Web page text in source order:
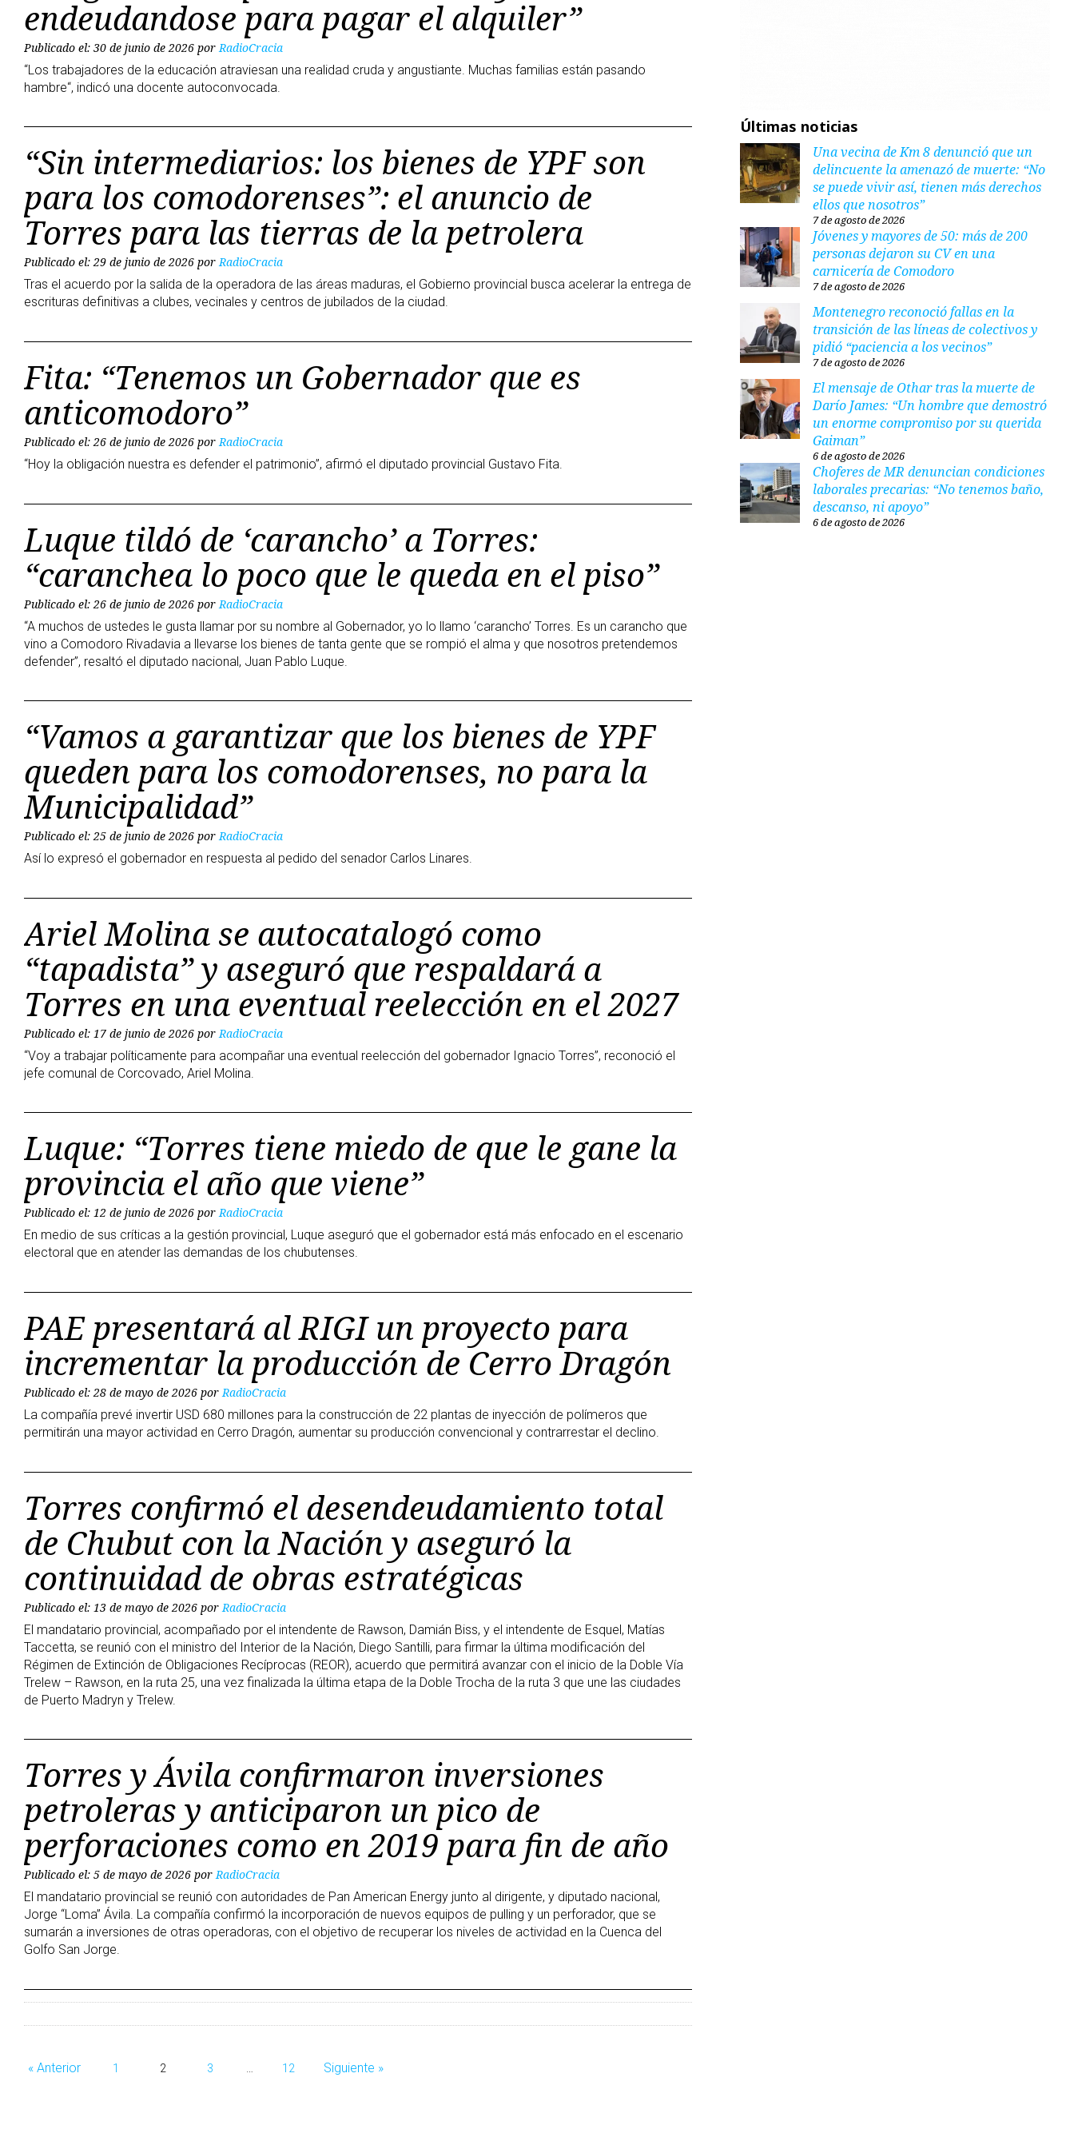
endeudandose para pagar el alquiler”
Publicado el: 30 de junio de 2026 porRadioCracia
“Los trabajadores de la educación atraviesan una realidad cruda y angustiante. Muchas familias están pasando
hambre“, indicó una docente autoconvocada.
“Sin intermediarios: los bienes de YPF son
para los comodorenses”: el anuncio de
Torres para las tierras de la petrolera
Publicado el: 29 de junio de 2026 porRadioCracia
Tras el acuerdo por la salida de la operadora de las áreas maduras, el Gobierno provincial busca acelerar la entrega de
escrituras definitivas a clubes, vecinales y centros de jubilados de la ciudad.
Fita: “Tenemos un Gobernador que es
anticomodoro”
Publicado el: 26 de junio de 2026 porRadioCracia
“Hoy la obligación nuestra es defender el patrimonio”, afirmó el diputado provincial Gustavo Fita.
Luque tildó de ‘carancho’ a Torres:
“caranchea lo poco que le queda en el piso”
Publicado el: 26 de junio de 2026 por RadioCracia
“A muchos de ustedes le gusta llamar por su nombre al Gobernador, yo lo llamo ‘carancho’ Torres. Es un carancho que
vino a Comodoro Rivadavia a llevarse los bienes de tanta gente que se rompió el alma y que nosotros pretendemos
defender”, resaltó el diputado nacional, Juan Pablo Luque.
“Vamos a garantizar que los bienes de YPF
queden para los comodorenses, no para la
Municipalidad”
Publicado el: 25 de junio de 2026 porRadioCracia
Así lo expresó el gobernador en respuesta al pedido del senador Carlos Linares.
Ariel Molina se autocatalogó como
“tapadista” y aseguró que respaldará a
Torres en una eventual reelección en el 2027
Publicado el: 17 de junio de 2026 porRadioCracia
“Voy a trabajar políticamente para acompañar una eventual reelección del gobernador Ignacio Torres”, reconoció el
jefe comunal de Corcovado, Ariel Molina.
Luque: “Torres tiene miedo de que le gane la
provincia el año que viene”
Publicado el: 12 de junio de 2026 porRadioCracia
En medio de sus críticas a la gestión provincial, Luque aseguró que el gobernador está más enfocado en el escenario
electoral que en atender las demandas de los chubutenses.
PAE presentará al RIGI un proyecto para
incrementar la producción de Cerro Dragón
Publicado el: 28 de mayo de 2026 porRadioCracia
La compañía prevé invertir USD 680 millones para la construcción de 22 plantas de inyección de polímeros que
permitirán una mayor actividad en Cerro Dragón, aumentar su producción convencional y contrarrestar el declino.
Torres confirmó el desendeudamiento total
de Chubut con la Nación y aseguró la
continuidad de obras estratégicas
Publicado el: 13 de mayo de 2026 por RadioCracia
El mandatario provincial, acompañado por el intendente de Rawson, Damián Biss, y el intendente de Esquel, Matías
Taccetta, se reunió con el ministro del Interior de la Nación, Diego Santilli, para firmar la última modificación del
Régimen de Extinción de Obligaciones Recíprocas (REOR), acuerdo que permitirá avanzar con el inicio de la Doble Vía
Trelew – Rawson, en la ruta 25, una vez finalizada la última etapa de la Doble Trocha de la ruta 3 que une las ciudades
de Puerto Madryn y Trelew.
Torres y Ávila confirmaron inversiones
petroleras y anticiparon un pico de
perforaciones como en 2019 para fin de año
Publicado el: 5 de mayo de 2026 porRadioCracia
El mandatario provincial se reunió con autoridades de Pan American Energy junto al dirigente, y diputado nacional,
Jorge “Loma” Ávila. La compañía confirmó la incorporación de nuevos equipos de pulling y un perforador, que se
sumarán a inversiones de otras operadoras, con el objetivo de recuperar los niveles de actividad en la Cuenca del
Golfo San Jorge.
Navegación
« Anterior 1 2 3 12 Siguiente »
Últimas noticias
Una vecina de Km 8 denunció que un
delincuente la amenazó de muerte: “No
se puede vivir así, tienen más derechos
ellos que nosotros”
7 de agosto de 2026
Jóvenes y mayores de 50: más de 200
personas dejaron su CV en una
carnicería de Comodoro
7 de agosto de 2026
Montenegro reconoció fallas en la
transición de las líneas de colectivos y
pidió “paciencia a los vecinos”
7 de agosto de 2026
El mensaje de Othar tras la muerte de
Darío James: “Un hombre que demostró
un enorme compromiso por su querida
Gaiman”
6 de agosto de 2026
Choferes de MR denuncian condiciones
laborales precarias: “No tenemos baño,
descanso, ni apoyo”
6 de agosto de 2026